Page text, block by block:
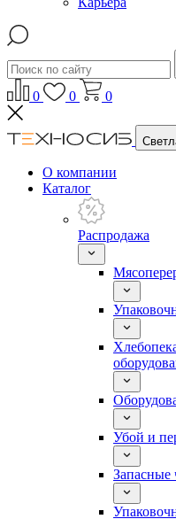
0 0 0
О компании
Каталог
Распродажа
Убой и
Запасные